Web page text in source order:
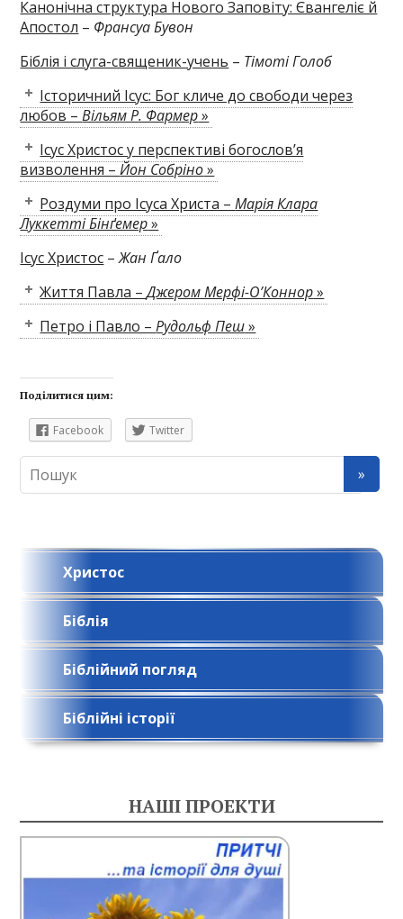
Канонічна структура Нового Заповіту: Євангеліє й
Апостол – Франсуа Бувон
Біблія і слуга-священик-учень – Тімоті Голоб
Історичний Ісус: Бог кличе до свободи через
любов –Вільям Р. Фармер»
Ісус Христос у перспективі богослов’я
визволення –Йон Собріно»
Роздуми про Ісуса Христа –Марія Клара
Луккетті Бінґемер»
Ісус Христос –Жан Ґало
Життя Павла –Джером Мерфі-О’Коннор»
Петро і Павло –Рудольф Пеш»
Поділитися цим:
Facebook Twitter
Христос
Біблія
Біблійний погляд
Біблійні історії
НАШІ ПРОЕКТИ